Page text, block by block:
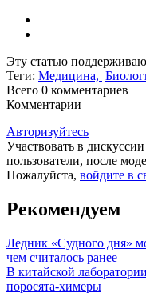
Эту статью
Теги: Медицина,
Всего 0 комментариев
Комментарии
Авторизуйтесь
Участвовать в
пользователи, после
Пожалуйста, войдите в
Рекомендуем
Ледник «Судного дня»
чем считалось ранее
В китайской
поросята-химеры